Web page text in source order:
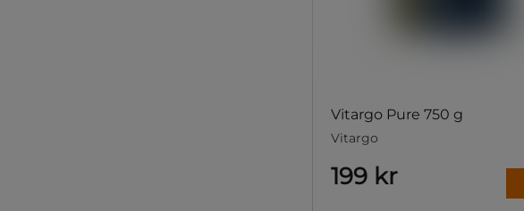
Vitargo Pure 750 g
Vitargo
199 kr